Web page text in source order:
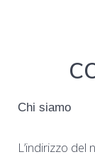
Chi siamo
L’indirizzo del